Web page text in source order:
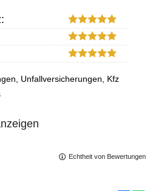
Unfallversicherungen, Kfz
Echtheit von Bewertungen